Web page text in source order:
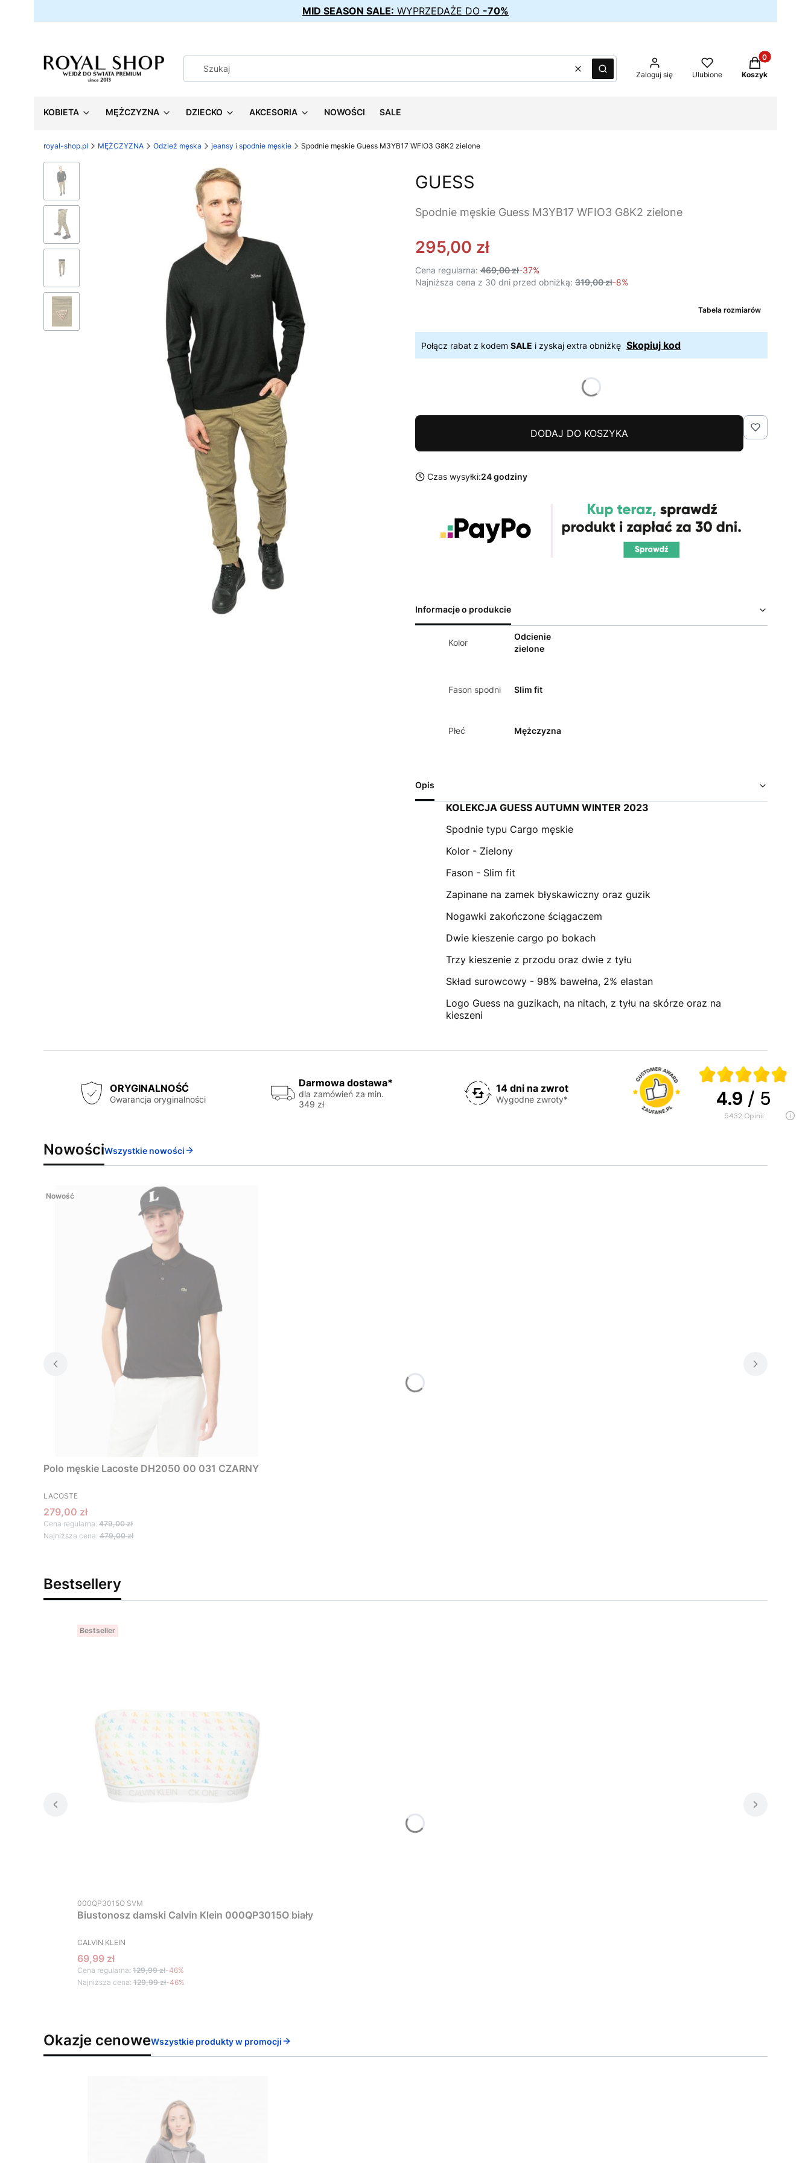
MID SEASON SALE: WYPRZEDAŻE DO -70%
WyczyśćSzukaj Zaloguj się Ulubione
Produkty w
Koszyk
KOBIETA MĘŻCZYZNA DZIECKO AKCESORIA NOWOŚCI SALE
royal-shop.pl MĘŻCZYZNA Odzież męska jeansy i spodnie męskie Spodnie męskie Guess M3YB17 WFIO3 G8K2 zielone
GUESS
Spodnie męskie Guess M3YB17 WFIO3 G8K2 zielone
295,00 zł
Cena regularna: 469,00 zł-37%
Najniższa cena z 30 dni przed obniżką: 319,00 zł-8%
Tabela rozmiarów
Połącz rabat z kodem SALE i zyskaj extra obniżkę Skopiuj kod
DODAJ DO KOSZYKA
Czas wysyłki:24 godziny
Informacje o produkcie
Kolor
Odcienie
zielone
Fason spodni Slim fit
Płeć Mężczyzna
Opis
KOLEKCJA GUESS AUTUMN WINTER 2023
Spodnie typu Cargo męskie
Kolor - Zielony
Fason - Slim fit
Zapinane na zamek błyskawiczny oraz guzik
Nogawki zakończone ściągaczem
Dwie kieszenie cargo po bokach
Trzy kieszenie z przodu oraz dwie z tyłu
Skład surowcowy - 98% bawełna, 2% elastan
Logo Guess na guzikach, na nitach, z tyłu na skórze oraz na
kieszeni
ORYGINALNOŚĆ
Gwarancja oryginalności
Darmowa dostawa*
dla zamówień za min.
349 zł
14 dni na zwrot
Wygodne zwroty* 4.9 / 5
5432 opinii
NowościWszystkie nowości
Nowość
Polo męskie Lacoste DH2050 00 031 CZARNY
PRODUCENT
LACOSTE
Cena promocyjna
279,00 zł
Cena regularna: 479,00 zł
Najniższa cena: 479,00 zł
Bestsellery
Bestseller
Kod produktu
000QP3015O SVM
Biustonosz damski Calvin Klein 000QP3015O biały
PRODUCENT
CALVIN KLEIN
Cena promocyjna
69,99 zł
Cena regularna: 129,99 zł-46%
Najniższa cena: 129,99 zł-46%
Okazje cenoweWszystkie produkty w promocji